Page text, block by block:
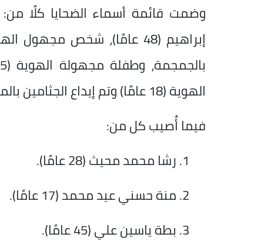
الهوية (18 عامًا) وتم إيداع الجثامين بالمشرحة للعرض على الطبيب الشرعي.
فيما أُصيب كل من:
رشا محمد محيث (28 عامًا).
منة حسني عيد محمد (17 عامًا).
بطة ياسين علي (45 عامًا).